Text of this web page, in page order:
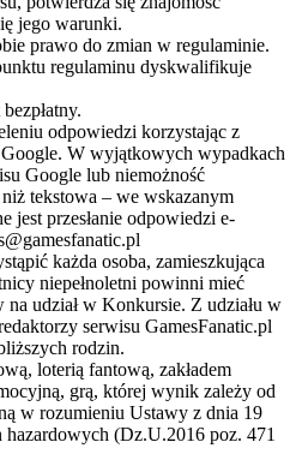
jego warunki.
prawo do zmian w regulaminie.
regulaminu dyskwalifikuje
odpowiedzi korzystając z
Google. W wyjątkowych wypadkach
Google lub niemożność
tekstowa – we wskazanym
jest przesłanie odpowiedzi e-
każda osoba, zamieszkująca
niepełnoletni powinni mieć
na udział w Konkursie. Z udziału w
serwisu GamesFanatic.pl
rodzin.
loterią fantową, zakładem
grą, której wynik zależy od
w rozumieniu Ustawy z dnia 19
hazardowych (Dz.U.2016 poz. 471